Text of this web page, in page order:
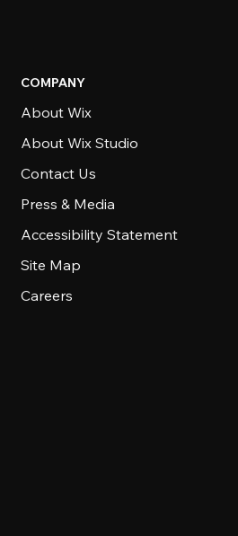
COMPANY
About Wix
About Wix Studio
Contact Us
Press & Media
Accessibility Statement
Site Map
Careers